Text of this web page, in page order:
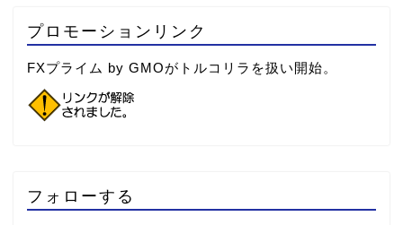
プロモーションリンク
FXプライム by GMOがトルコリラを扱い開始。
フォローする